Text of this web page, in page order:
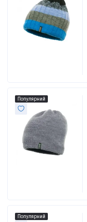
Популярний
Популярний